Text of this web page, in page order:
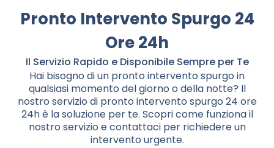
Pronto Intervento Spurgo 24
Ore 24h
Il Servizio Rapido e Disponibile Sempre per Te
Hai bisogno di un pronto intervento spurgo in
qualsiasi momento del giorno o della notte? Il
nostro servizio di pronto intervento spurgo 24 ore
24h è la soluzione per te. Scopri come funziona il
nostro servizio e contattaci per richiedere un
intervento urgente.